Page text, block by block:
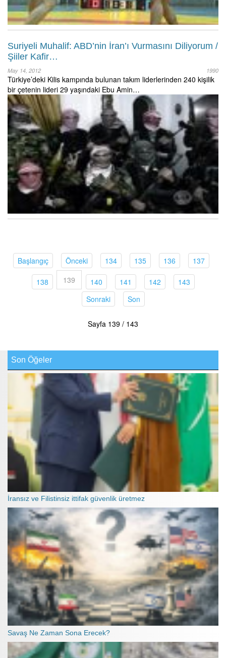
Suriyeli Muhalif: ABD’nin İran’ı Vurmasını Diliyorum /
Şiiler Kafir…
May 14, 2012 1990
Türkiye’deki Kilis kampında bulunan takım liderlerinden 240 kişilik
bir çetenin lideri 29 yaşındaki Ebu Amin…
Başlangıç(current)Önceki(current)
134(current)
135(current)
136(current)
137
138(current)
139 140(current)
141 (current)
142(current)
143(current)
Sonraki(current)
Son(current)
Sayfa 139 / 143
Son Öğeler
İransız ve Filistinsiz ittifak güvenlik üretmez
Savaş Ne Zaman Sona Erecek?